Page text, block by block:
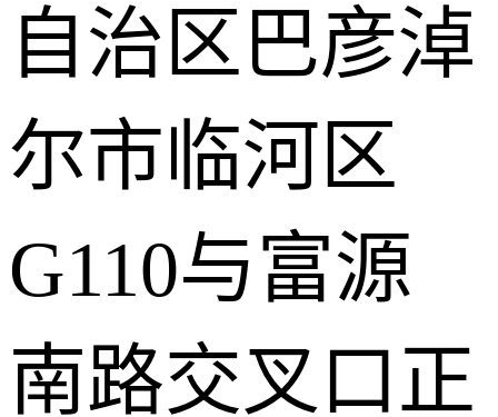
自治区巴彦淖
尔市临河区
G110与富源
南路交叉口正